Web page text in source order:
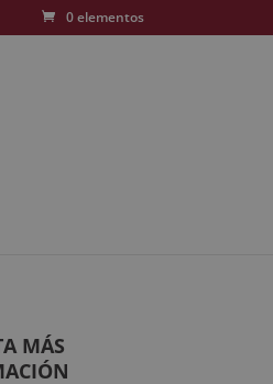
0 elementos
MÁS